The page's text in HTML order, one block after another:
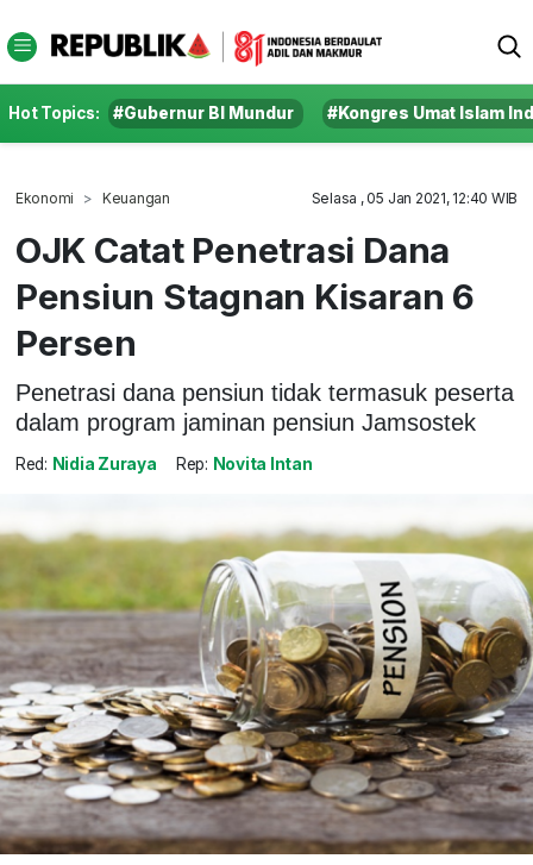
Hot Topics: #Gubernur BI Mundur #Kongres Umat Islam
Ekonomi Keuangan Selasa , 05 Jan 2021, 12:40 WIB
OJK Catat Penetrasi Dana
Pensiun Stagnan Kisaran 6
Persen
Penetrasi dana pensiun tidak termasuk peserta
dalam program jaminan pensiun Jamsostek
Red: Nidia Zuraya Rep: Novita Intan